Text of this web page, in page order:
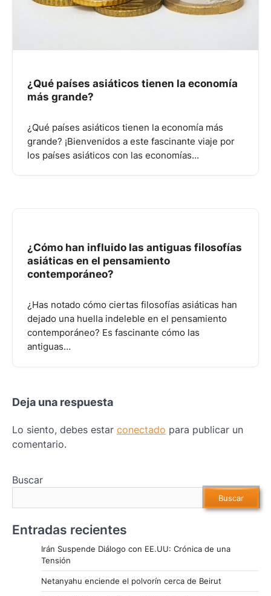
¿Qué países asiáticos tienen la economía
más grande?
¿Qué países asiáticos tienen la economía más
grande? ¡Bienvenidos a este fascinante viaje por
los países asiáticos con las economías…
¿Cómo han influido las antiguas filosofías
asiáticas en el pensamiento
contemporáneo?
¿Has notado cómo ciertas filosofías asiáticas han
dejado una huella indeleble en el pensamiento
contemporáneo? Es fascinante cómo las
antiguas…
Deja una respuesta
Lo siento, debes estar conectado para publicar un
comentario.
Buscar
Buscar
Entradas recientes
Irán Suspende Diálogo con EE.UU: Crónica de una
Tensión
Netanyahu enciende el polvorín cerca de Beirut